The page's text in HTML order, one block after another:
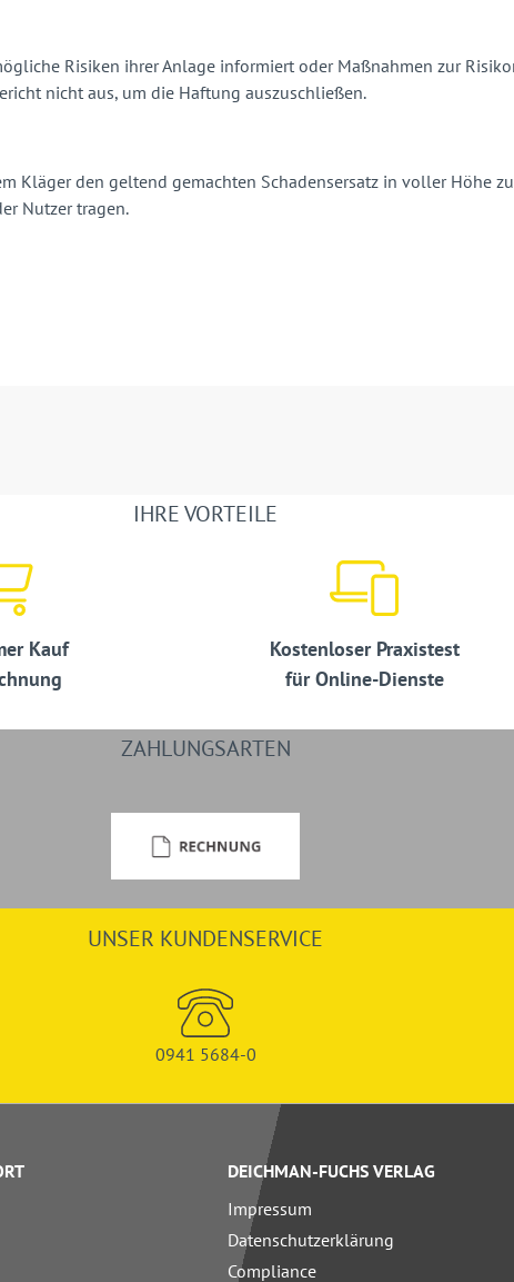
Risiken ihrer Anlage informiert oder Maßnahmen zur
nicht aus, um die Haftung auszuschließen.
Kläger den geltend gemachten Schadensersatz in voller Höhe
Nutzer tragen.
IHRE VORTEILE
Kauf
Kostenloser Praxistest
für Online-Dienste
ZAHLUNGSARTEN
UNSER KUNDENSERVICE
0941 5684-0
DEICHMAN-FUCHS VERLAG
Impressum
Datenschutzerklärung
Compliance